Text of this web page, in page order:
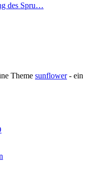
des Spru…
Theme sunflower‐ ein